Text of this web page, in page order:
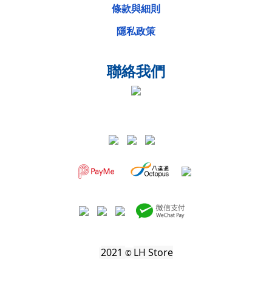
條款與細則
隱私政策
聯絡我們
2021 © LH Store